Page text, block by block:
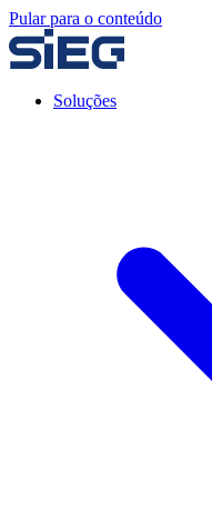
Pular para o conteúdo
Soluções